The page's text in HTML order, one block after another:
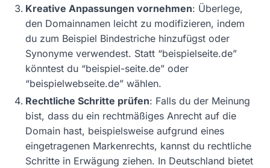
Kreative Anpassungen vornehmen: Überlege,
den Domainnamen leicht zu modifizieren, indem
du zum Beispiel Bindestriche hinzufügst oder
Synonyme verwendest. Statt “beispielseite.de”
könntest du “beispiel-seite.de” oder
“beispielwebseite.de” wählen.
Rechtliche Schritte prüfen: Falls du der Meinung
bist, dass du ein rechtmäßiges Anrecht auf die
Domain hast, beispielsweise aufgrund eines
eingetragenen Markenrechts, kannst du rechtliche
Schritte in Erwägung ziehen. In Deutschland bietet